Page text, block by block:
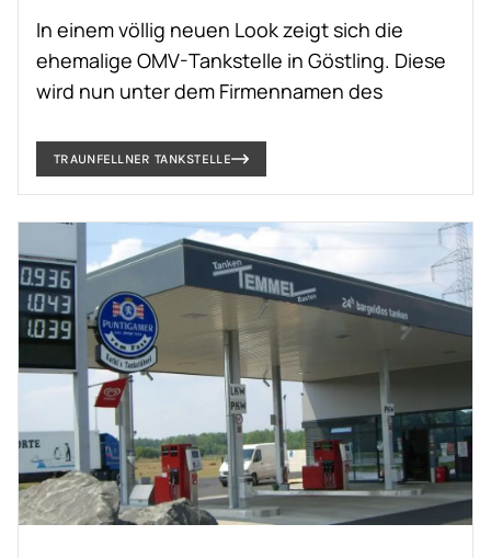
In einem völlig neuen Look zeigt sich die
ehemalige OMV-Tankstelle in Göstling. Diese
wird nun unter dem Firmennamen des
Bauunternehmens Traunfellner geführt.
Multiproduktzapfsäulen, welche mit
Temperaturkompensation ausgestattet sind,
und einem LCD-Preismast ist die Tankstelle
nun wieder am Puls der Zeit und präsentiert
sich in einem absolut modernen Look.
TRAUNFELLNER TANKSTELLE